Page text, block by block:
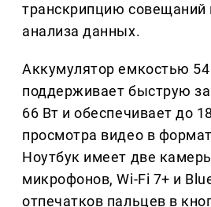
транскрипцию совещаний
анализа данных.
Аккумулятор емкостью 54
поддерживает быструю
66 Вт и обеспечивает до
просмотра видео в
Ноутбук имеет две
микрофонов, Wi-Fi 7+ и
отпечатков пальцев в